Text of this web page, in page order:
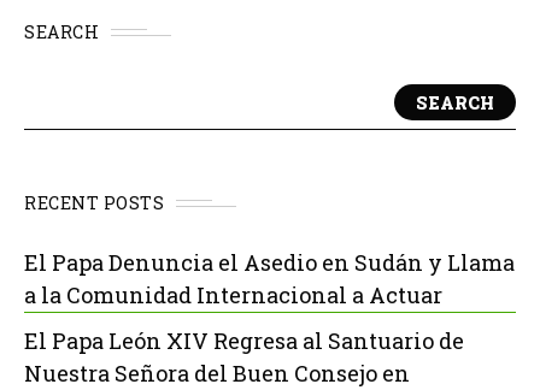
SEARCH
SEARCH
RECENT POSTS
El Papa Denuncia el Asedio en Sudán y Llama
a la Comunidad Internacional a Actuar
El Papa León XIV Regresa al Santuario de
Nuestra Señora del Buen Consejo en